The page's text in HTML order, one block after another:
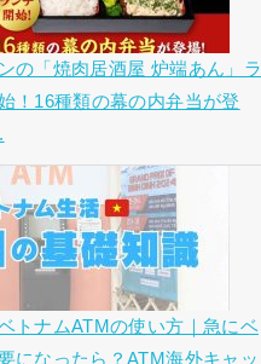
の「焼肉居酒屋 炉端あん」ラ
！16種類の幕の内弁当が登
トナムATMの使い方｜急にベ
になったら？ATM海外キャッ